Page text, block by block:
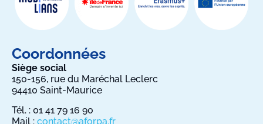
Coordonnées
Siège social
150-156, rue du Maréchal Leclerc
94410 Saint-Maurice
Tél. : 01 41 79 16 90
Mail : contact@aforpa.fr